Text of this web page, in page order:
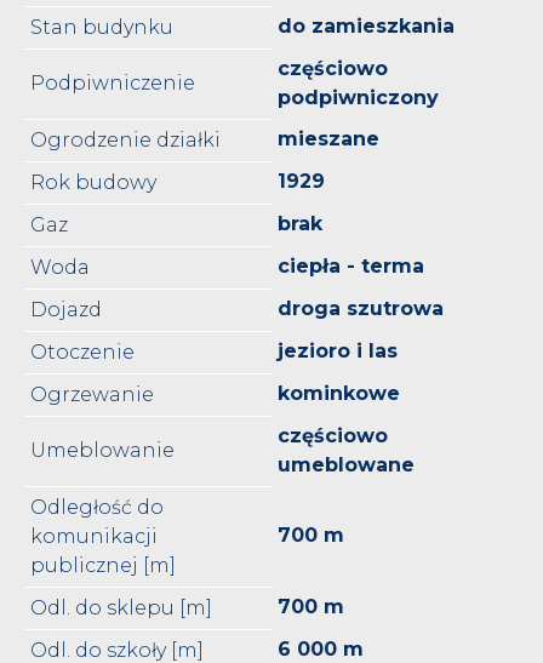
Stan budynku
do zamieszkania
Podpiwniczenie
częściowo
podpiwniczony
Ogrodzenie działki
mieszane
Rok budowy
1929
Gaz
brak
Woda
ciepła - terma
Dojazd
droga szutrowa
Otoczenie
jezioro i las
Ogrzewanie
kominkowe
Umeblowanie
częściowo
umeblowane
Odległość do
komunikacji
publicznej [m]
700 m
Odl. do sklepu [m]
700 m
Odl. do szkoły [m]
6 000 m